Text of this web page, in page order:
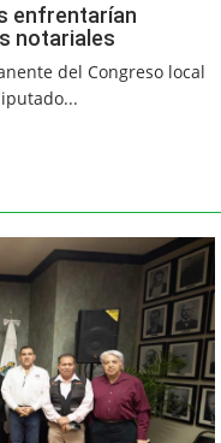
enfrentarían
notariales
del Congreso local